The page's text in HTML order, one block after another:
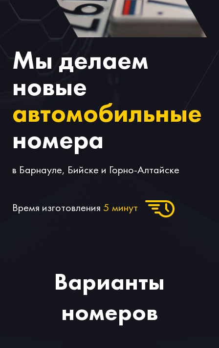
Мы делаем
новые
автомобильные
номера
в Барнауле, Бийске и Горно-Алтайске
Время изготовления 5 минут
Варианты
номеров